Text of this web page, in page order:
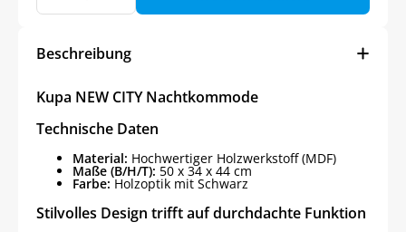
CITY
Beschreibung
Kupa NEW CITY Nachtkommode
Technische Daten
Material: Hochwertiger Holzwerkstoff (MDF)
Maße (B/H/T): 50 x 34 x 44 cm
Farbe:Holzoptik mit Schwarz
Stilvolles Design trifft auf durchdachte Funktion